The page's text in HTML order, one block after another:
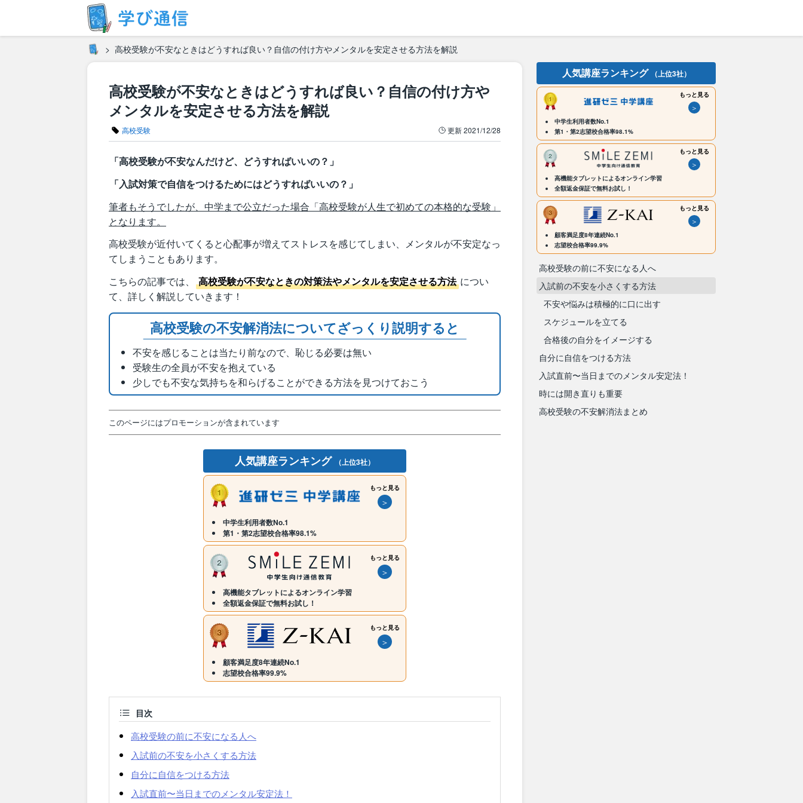
高校受験が不安なときはどうすれば良い？自信の付け方やメンタルを安定させる方法を解説
高校受験が不安なときはどうすれば良い？自信の付け方や
メンタルを安定させる方法を解説
高校受験 更新2021/12/28
「高校受験が不安なんだけど、どうすればいいの？」
「入試対策で自信をつけるためにはどうすればいいの？」
筆者もそうでしたが、中学まで公立だった場合「高校受験が人生で初めての本格的な受験」
となります。
高校受験が近付いてくると心配事が増えてストレスを感じてしまい、メンタルが不安定なっ
てしまうこともあります。
こちらの記事では、
高校受験が不安なときの対策法やメンタルを安定させる方法 につい
て、詳しく解説していきます！
高校受験の不安解消法についてざっくり説明すると
不安を感じることは当たり前なので、恥じる必要は無い
受験生の全員が不安を抱えている
少しでも不安な気持ちを和らげることができる方法を見つけておこう
このページにはプロモーションが含まれています
人気講座ランキング （上位3社）
もっと見る
＞
中学生利用者数No.1
第1・第2志望校合格率98.1%
もっと見る
＞
高機能タブレットによるオンライン学習
全額返金保証で無料お試し！
もっと見る
＞
顧客満足度8年連続No.1
志望校合格率99.9%
目次
高校受験の前に不安になる人へ
入試前の不安を小さくする方法
自分に自信をつける方法
入試直前〜当日までのメンタル安定法！
人気講座ランキング （上位3社）
もっと見る
＞
中学生利用者数No.1
第1・第2志望校合格率98.1%
もっと見る
＞
高機能タブレットによるオンライン学習
全額返金保証で無料お試し！
もっと見る
＞
顧客満足度8年連続No.1
志望校合格率99.9%
高校受験の前に不安になる人へ
入試前の不安を小さくする方法
不安や悩みは積極的に口に出す
スケジュールを立てる
合格後の自分をイメージする
自分に自信をつける方法
入試直前〜当日までのメンタル安定法！
時には開き直りも重要
高校受験の不安解消法まとめ